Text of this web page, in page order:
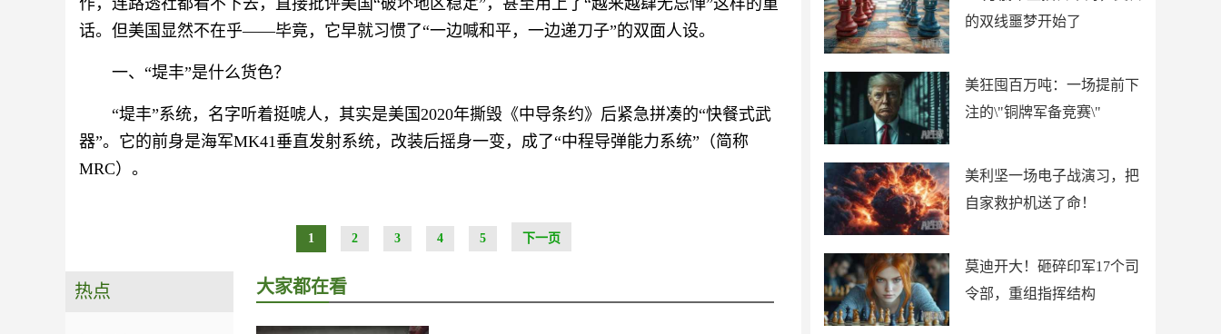
作，连路透社都看不下去，直接批评美国“破坏地区稳定”，甚至用上了“越来越肆无忌惮”这样的重
话。但美国显然不在乎——毕竟，它早就习惯了“一边喊和平，一边递刀子”的双面人设。
一、“堤丰”是什么货色？
“堤丰”系统，名字听着挺唬人，其实是美国2020年撕毁《中导条约》后紧急拼凑的“快餐式武
器”。它的前身是海军MK41垂直发射系统，改装后摇身一变，成了“中程导弹能力系统”（简称
MRC）。
1 2 3 4 5 下一页
的双线噩梦开始了
美狂囤百万吨：一场提前下
注的\"铜牌军备竞赛\"
美利坚一场电子战演习，把
自家救护机送了命！
莫迪开大！砸碎印军17个司
令部，重组指挥结构
热点 大家都在看